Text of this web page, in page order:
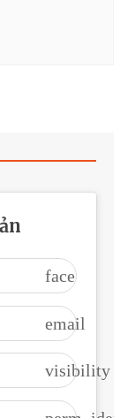
face
email
visibility